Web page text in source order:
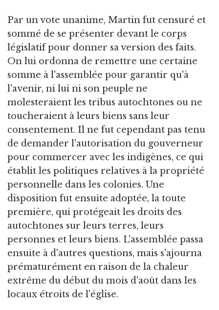
Par un vote unanime, Martin fut censuré et
sommé de se présenter devant le corps
législatif pour donner sa version des faits.
On lui ordonna de remettre une certaine
somme à l'assemblée pour garantir qu'à
l'avenir, ni lui ni son peuple ne
molesteraient les tribus autochtones ou ne
toucheraient à leurs biens sans leur
consentement. Il ne fut cependant pas tenu
de demander l'autorisation du gouverneur
pour commercer avec les indigènes, ce qui
établit les politiques relatives à la propriété
personnelle dans les colonies. Une
disposition fut ensuite adoptée, la toute
première, qui protégeait les droits des
autochtones sur leurs terres, leurs
personnes et leurs biens. L'assemblée passa
ensuite à d'autres questions, mais s'ajourna
prématurément en raison de la chaleur
extrême du début du mois d'août dans les
locaux étroits de l'église.